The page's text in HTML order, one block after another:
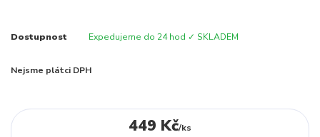
Dostupnost Expedujeme do 24 hod ✓ SKLADEM
Nejsme plátci DPH
449 Kč/ks